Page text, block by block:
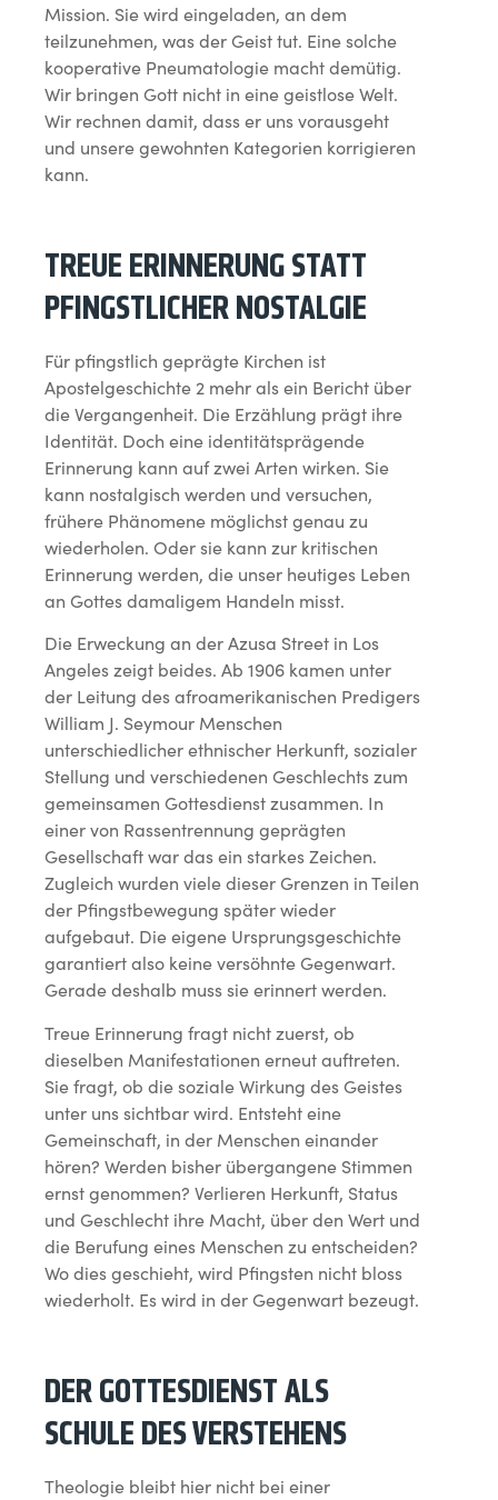
Mission. Sie wird eingeladen, an dem
teilzunehmen, was der Geist tut. Eine solche
kooperative Pneumatologie macht demütig.
Wir bringen Gott nicht in eine geistlose Welt.
Wir rechnen damit, dass er uns vorausgeht
und unsere gewohnten Kategorien korrigieren
kann.
TREUE ERINNERUNG STATT
PFINGSTLICHER NOSTALGIE
Für pfingstlich geprägte Kirchen ist
Apostelgeschichte 2 mehr als ein Bericht über
die Vergangenheit. Die Erzählung prägt ihre
Identität. Doch eine identitätsprägende
Erinnerung kann auf zwei Arten wirken. Sie
kann nostalgisch werden und versuchen,
frühere Phänomene möglichst genau zu
wiederholen. Oder sie kann zur kritischen
Erinnerung werden, die unser heutiges Leben
an Gottes damaligem Handeln misst.
Die Erweckung an der Azusa Street in Los
Angeles zeigt beides. Ab 1906 kamen unter
der Leitung des afroamerikanischen Predigers
William J. Seymour Menschen
unterschiedlicher ethnischer Herkunft, sozialer
Stellung und verschiedenen Geschlechts zum
gemeinsamen Gottesdienst zusammen. In
einer von Rassentrennung geprägten
Gesellschaft war das ein starkes Zeichen.
Zugleich wurden viele dieser Grenzen in Teilen
der Pfingstbewegung später wieder
aufgebaut. Die eigene Ursprungsgeschichte
garantiert also keine versöhnte Gegenwart.
Gerade deshalb muss sie erinnert werden.
Treue Erinnerung fragt nicht zuerst, ob
dieselben Manifestationen erneut auftreten.
Sie fragt, ob die soziale Wirkung des Geistes
unter uns sichtbar wird. Entsteht eine
Gemeinschaft, in der Menschen einander
hören? Werden bisher übergangene Stimmen
ernst genommen? Verlieren Herkunft, Status
und Geschlecht ihre Macht, über den Wert und
die Berufung eines Menschen zu entscheiden?
Wo dies geschieht, wird Pfingsten nicht bloss
wiederholt. Es wird in der Gegenwart bezeugt.
DER GOTTESDIENST ALS
SCHULE DES VERSTEHENS
Theologie bleibt hier nicht bei einer